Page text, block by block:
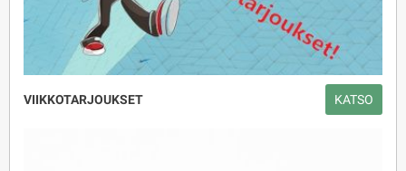
VIIKKOTARJOUKSET KATSO